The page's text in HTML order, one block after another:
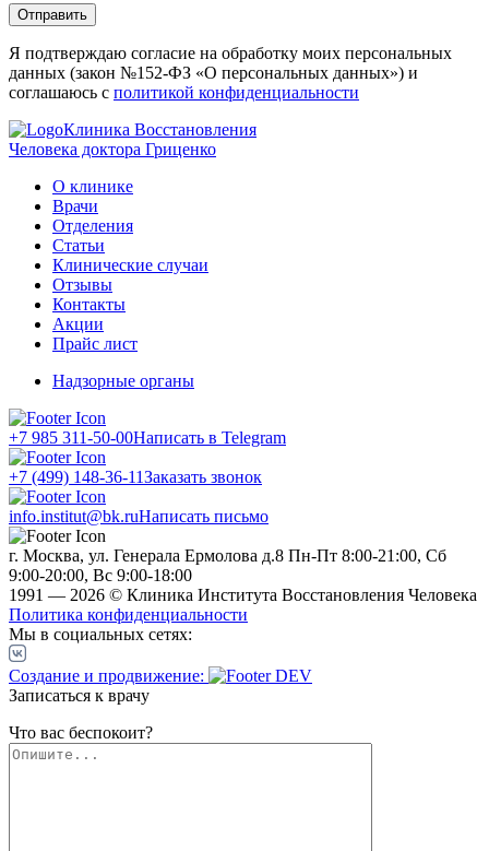
Отправить
Я подтверждаю согласие на обработку моих персональных
данных (закон №152-ФЗ «О персональных данных») и
соглашаюсь с политикой конфиденциальности
Клиника Восстановления
Человека доктора Гриценко
О клинике
Врачи
Отделения
Статьи
Клинические случаи
Отзывы
Контакты
Акции
Прайс лист
Надзорные органы
+7 985 311-50-00Написать в Telegram
+7 (499) 148-36-11Заказать звонок
info.institut@bk.ruНаписать письмо
г. Москва, ул. Генерала Ермолова д.8 Пн-Пт 8:00-21:00, Сб
9:00-20:00, Вс 9:00-18:00
1991 — 2026 © Клиника Института Восстановления Человека
Политика конфиденциальности
Мы в социальных сетях:
Создание и продвижение:
Записаться к врачу
Что вас беспокоит?